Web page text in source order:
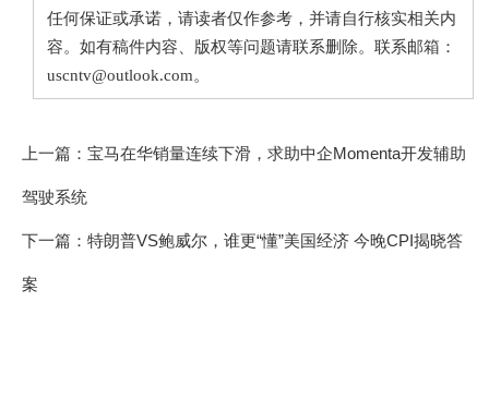
任何保证或承诺，请读者仅作参考，并请自行核实相关内
容。如有稿件内容、版权等问题请联系删除。联系邮箱：
uscntv@outlook.com。
上一篇： 宝马在华销量连续下滑，求助中企Momenta开发辅助
驾驶系统
下一篇： 特朗普VS鲍威尔，谁更“懂”美国经济 今晚CPI揭晓答
案